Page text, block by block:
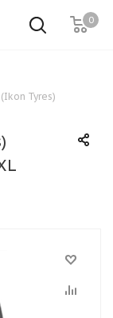
0
Tyres)